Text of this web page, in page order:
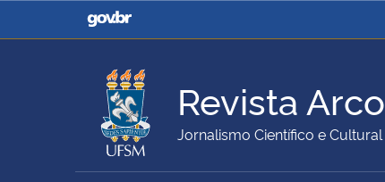
Casa Civil
Ministério da Justiça e
Ministério da Agricultura,
Pecuária e Abastecimento
Ministério da Educação
Revista Arco
Jornalismo Científico e Cultural